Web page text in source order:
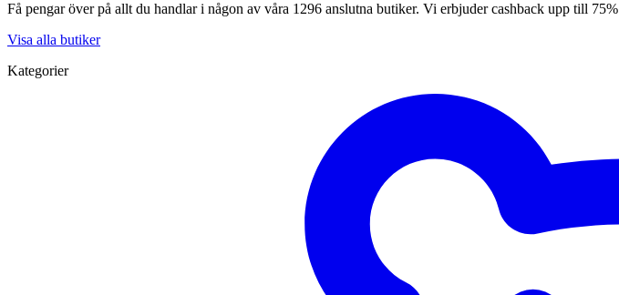
Få pengar över på allt du handlar i någon av våra 1296 anslutna butiker. Vi erbjuder cashback upp till 75%
Visa alla butiker
Kategorier